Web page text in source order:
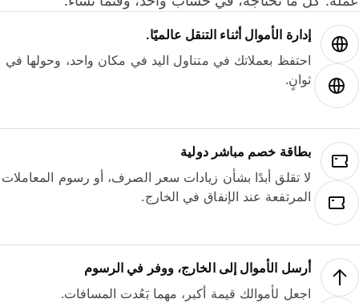
إدارة الأموال أثناء التنقل عالميًا.
احتفظ بعملاتك في متناول اليد في مكان واحد، وحولها في
ثوانٍ.
بطاقة خصم مباشر دولية
لا تقلق أبدًا بشأن زيادات سعر الصرف، أو رسوم المعاملات
المرتفعة عند الإنفاق في الخارج.
أرسل الأموال إلى الخارج، ووفر في الرسوم
اجعل لأموالك قيمة أكبر، مهما بَعُدت المسافات.